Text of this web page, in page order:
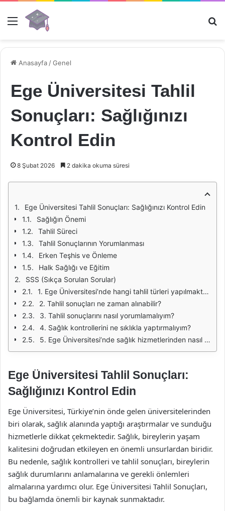
Menü
Anasayfa /Genel
Ege Üniversitesi Tahlil
Sonuçları: Sağlığınızı
Kontrol Edin
8 Şubat 2026 2 dakika okuma süresi
Ege Üniversitesi Tahlil Sonuçları: Sağlığınızı Kontrol Edin
Sağlığın Önemi
Tahlil Süreci
Tahlil Sonuçlarının Yorumlanması
Erken Teşhis ve Önleme
Halk Sağlığı ve Eğitim
SSS (Sıkça Sorulan Sorular)
1. Ege Üniversitesi’nde hangi tahlil türleri yapılmaktadır?
2. Tahlil sonuçları ne zaman alınabilir?
3. Tahlil sonuçlarını nasıl yorumlamalıyım?
4. Sağlık kontrollerini ne sıklıkla yaptırmalıyım?
5. Ege Üniversitesi’nde sağlık hizmetlerinden nasıl yararlanabilirim?
Ege Üniversitesi Tahlil Sonuçları:
Sağlığınızı Kontrol Edin
Ege Üniversitesi, Türkiye’nin önde gelen üniversitelerinden
biri olarak, sağlık alanında yaptığı araştırmalar ve sunduğu
hizmetlerle dikkat çekmektedir. Sağlık, bireylerin yaşam
kalitesini doğrudan etkileyen en önemli unsurlardan biridir.
Bu nedenle, sağlık kontrolleri ve tahlil sonuçları, bireylerin
sağlık durumlarını anlamalarına ve gerekli önlemleri
almalarına yardımcı olur. Ege Üniversitesi Tahlil Sonuçları,
bu bağlamda önemli bir kaynak sunmaktadır.